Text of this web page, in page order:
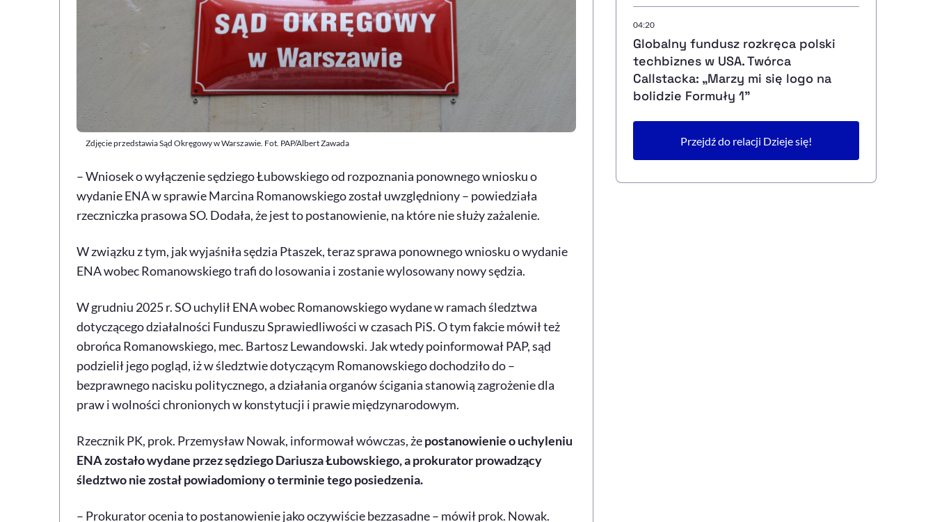
Zdjęcie przedstawia Sąd Okręgowy w Warszawie. Fot. PAP/Albert Zawada
– Wniosek o wyłączenie sędziego Łubowskiego od rozpoznania ponownego wniosku o
wydanie ENA w sprawie Marcina Romanowskiego został uwzględniony – powiedziała
rzeczniczka prasowa SO. Dodała, że jest to postanowienie, na które nie służy zażalenie.
W związku z tym, jak wyjaśniła sędzia Ptaszek, teraz sprawa ponownego wniosku o wydanie
ENA wobec Romanowskiego trafi do losowania i zostanie wylosowany nowy sędzia.
W grudniu 2025 r. SO uchylił ENA wobec Romanowskiego wydane w ramach śledztwa
dotyczącego działalności Funduszu Sprawiedliwości w czasach PiS. O tym fakcie mówił też
obrońca Romanowskiego, mec. Bartosz Lewandowski. Jak wtedy poinformował PAP, sąd
podzielił jego pogląd, iż w śledztwie dotyczącym Romanowskiego dochodziło do –
bezprawnego nacisku politycznego, a działania organów ścigania stanowią zagrożenie dla
praw i wolności chronionych w konstytucji i prawie międzynarodowym.
Rzecznik PK, prok. Przemysław Nowak, informował wówczas, żepostanowienie o uchyleniu
ENA zostało wydane przez sędziego Dariusza Łubowskiego, a prokurator prowadzący
śledztwo nie został powiadomiony o terminie tego posiedzenia.
– Prokurator ocenia to postanowienie jako oczywiście bezzasadne – mówił prok. Nowak.
04:20
Globalny fundusz rozkręca polski
techbiznes w USA. Twórca
Callstacka: „Marzy mi się logo na
bolidzie Formuły 1”
Przejdź do relacji Dzieje się!